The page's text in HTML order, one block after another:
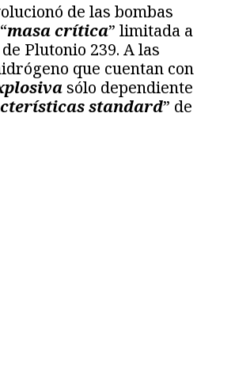
de las bombas
masa crítica” limitada a
Plutonio 239. A las
que cuentan con
sólo dependiente
standard” de